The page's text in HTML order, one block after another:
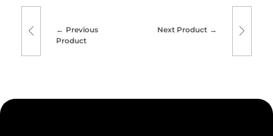
Previous
Product
Next Product